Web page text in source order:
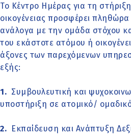
Το Κέντρο Ημέρας για τη
οικογένειας προσφέρει
ανάλογα με την ομάδα στόχου
του εκάστοτε ατόμου ή
άξονες των παρεχόμενων
εξής:
1. Συμβουλευτική και
υποστήριξη σε ατομικό/
2. Εκπαίδευση και Ανάπτυξη